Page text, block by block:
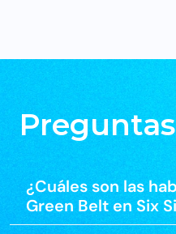
¿Cuáles son las
Green Belt en Six